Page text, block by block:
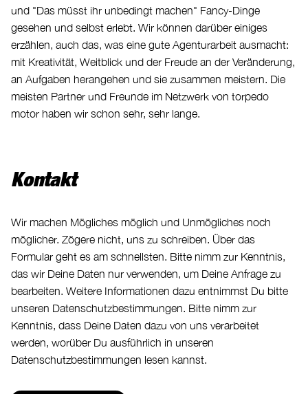
und "Das müsst ihr unbedingt machen" Fancy-Dinge
gesehen und selbst erlebt. Wir können darüber einiges
erzählen, auch das, was eine gute Agenturarbeit ausmacht:
mit Kreativität, Weitblick und der Freude an der Veränderung,
an Aufgaben herangehen und sie zusammen meistern. Die
meisten Partner und Freunde im Netzwerk von torpedo
motor haben wir schon sehr, sehr lange.
Kontakt
Wir machen Mögliches möglich und Unmögliches noch
möglicher. Zögere nicht, uns zu schreiben. Über das
Formular geht es am schnellsten. Bitte nimm zur Kenntnis,
das wir Deine Daten nur verwenden, um Deine Anfrage zu
bearbeiten. Weitere Informationen dazu entnimmst Du bitte
unseren Datenschutzbestimmungen. Bitte nimm zur
Kenntnis, dass Deine Daten dazu von uns verarbeitet
werden, worüber Du ausführlich in unseren
Datenschutzbestimmungen lesen kannst.